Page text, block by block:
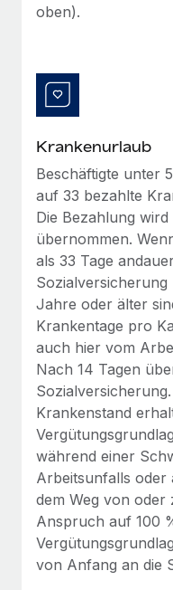
oben).
Krankenurlaub
Beschäftigte unter
auf 33 bezahlte
Die Bezahlung
übernommen.
als 33 Tage
Sozialversicherung
Jahre oder älter
Krankentage pro
auch hier vom
Nach 14 Tagen
Krankenstand
während einer
Arbeitsunfalls
dem Weg von
Anspruch auf 100
von Anfang an die